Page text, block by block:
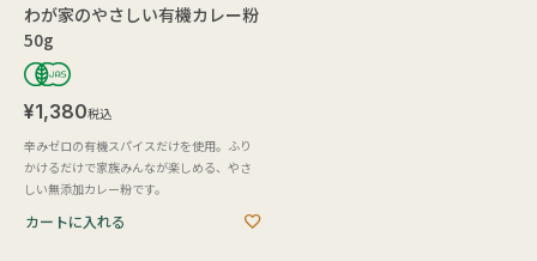
わが家のやさしい有機カレー粉
50g
¥1,380税込
辛みゼロの有機スパイスだけを使用。ふり
かけるだけで家族みんなが楽しめる、やさ
しい無添加カレー粉です。
カートに入れる